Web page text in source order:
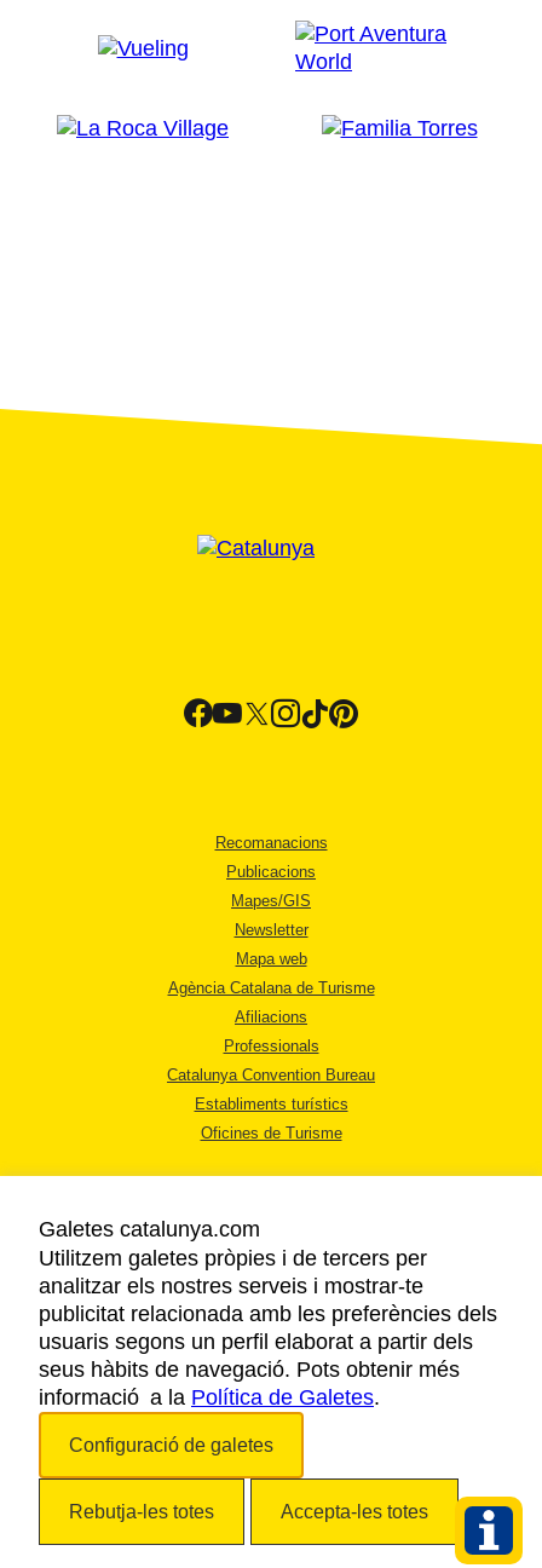
Recomanacions
Publicacions
Mapes/GIS
Newsletter
Mapa web
Agència Catalana de Turisme
Afiliacions
Professionals
Catalunya Convention Bureau
Establiments turístics
Oficines de Turisme
AVÍS LEGAL
POLÍTICA DE PRIVACITAT
COOKIES
ACCESSIBILITAT
Galetes catalunya.com
Utilitzem galetes pròpies i de tercers per
analitzar els nostres serveis i mostrar-te
publicitat relacionada amb les preferències dels
usuaris segons un perfil elaborat a partir dels
seus hàbits de navegació. Pots obtenir més
informació a la Política de Galetes.
Configuració de galetes
Rebutja-les totes Accepta-les totes